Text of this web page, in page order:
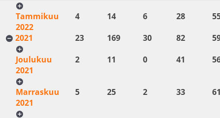
Tammikuu
2022
4 14 6 28
2021
23 169 30 82
Joulukuu
2021
2 11 0 41
Marraskuu
2021
5 25 2 33